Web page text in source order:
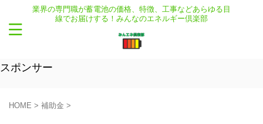
業界の専門職が蓄電池の価格、特徴、工事などあらゆる目
線でお届けする！みんなのエネルギー倶楽部
スポンサー
HOME > 補助金 >